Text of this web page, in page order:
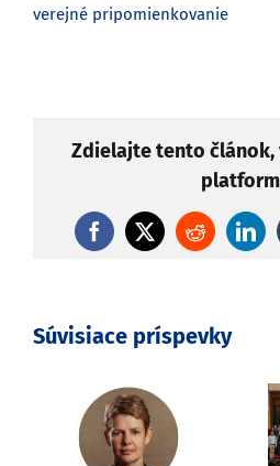
verejné pripomienkovanie
Zdielajte tento článok,
Facebook
X Reddit
Súvisiace príspevky